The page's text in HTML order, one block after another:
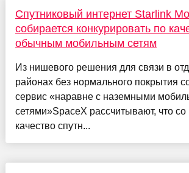
Спутниковый интернет Starlink
собирается конкурировать по
обычным мобильным сетям
Из нишевого решения для связи в
районах без нормального покрытия
сервис «наравне с наземными
сетями»SpaceX рассчитывают, что
качество спутн...